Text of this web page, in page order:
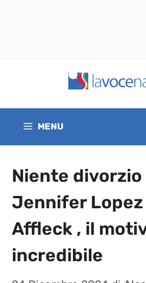
contenuto
MENU
Niente divorzio
Jennifer Lopez
Affleck , il
incredibile